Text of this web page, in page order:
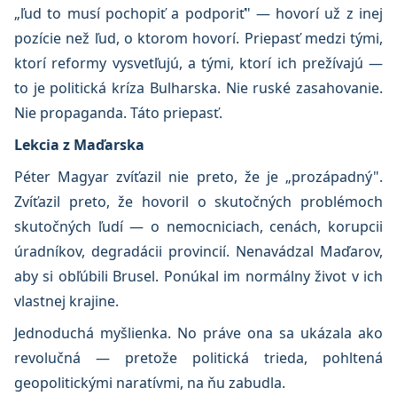
„ľud to musí pochopiť a podporiť" — hovorí už z inej
pozície než ľud, o ktorom hovorí. Priepasť medzi tými,
ktorí reformy vysvetľujú, a tými, ktorí ich prežívajú —
to je politická kríza Bulharska. Nie ruské zasahovanie.
Nie propaganda. Táto priepasť.
Lekcia z Maďarska
Péter Magyar zvíťazil nie preto, že je „prozápadný".
Zvíťazil preto, že hovoril o skutočných problémoch
skutočných ľudí — o nemocniciach, cenách, korupcii
úradníkov, degradácii provincií. Nenavádzal Maďarov,
aby si obľúbili Brusel. Ponúkal im normálny život v ich
vlastnej krajine.
Jednoduchá myšlienka. No práve ona sa ukázala ako
revolučná — pretože politická trieda, pohltená
geopolitickými naratívmi, na ňu zabudla.